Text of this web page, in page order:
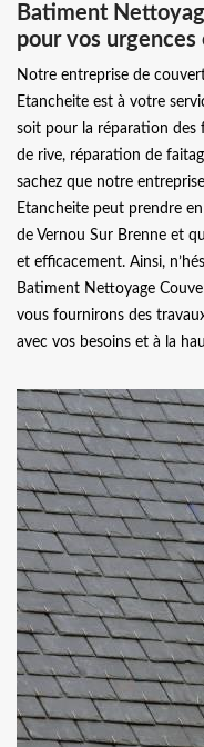
Batiment
pour vos
Notre entreprise de
Etancheite est à votre
soit pour la réparation des
de rive, réparation de
sachez que notre
Etancheite peut prendre
de Vernou Sur Brenne et
et efficacement. Ainsi,
Batiment Nettoyage
vous fournirons des
avec vos besoins et à la